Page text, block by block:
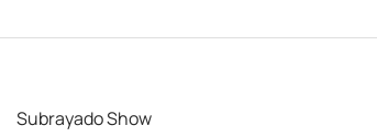
Subrayado Show